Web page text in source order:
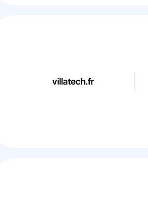
villatech.fr